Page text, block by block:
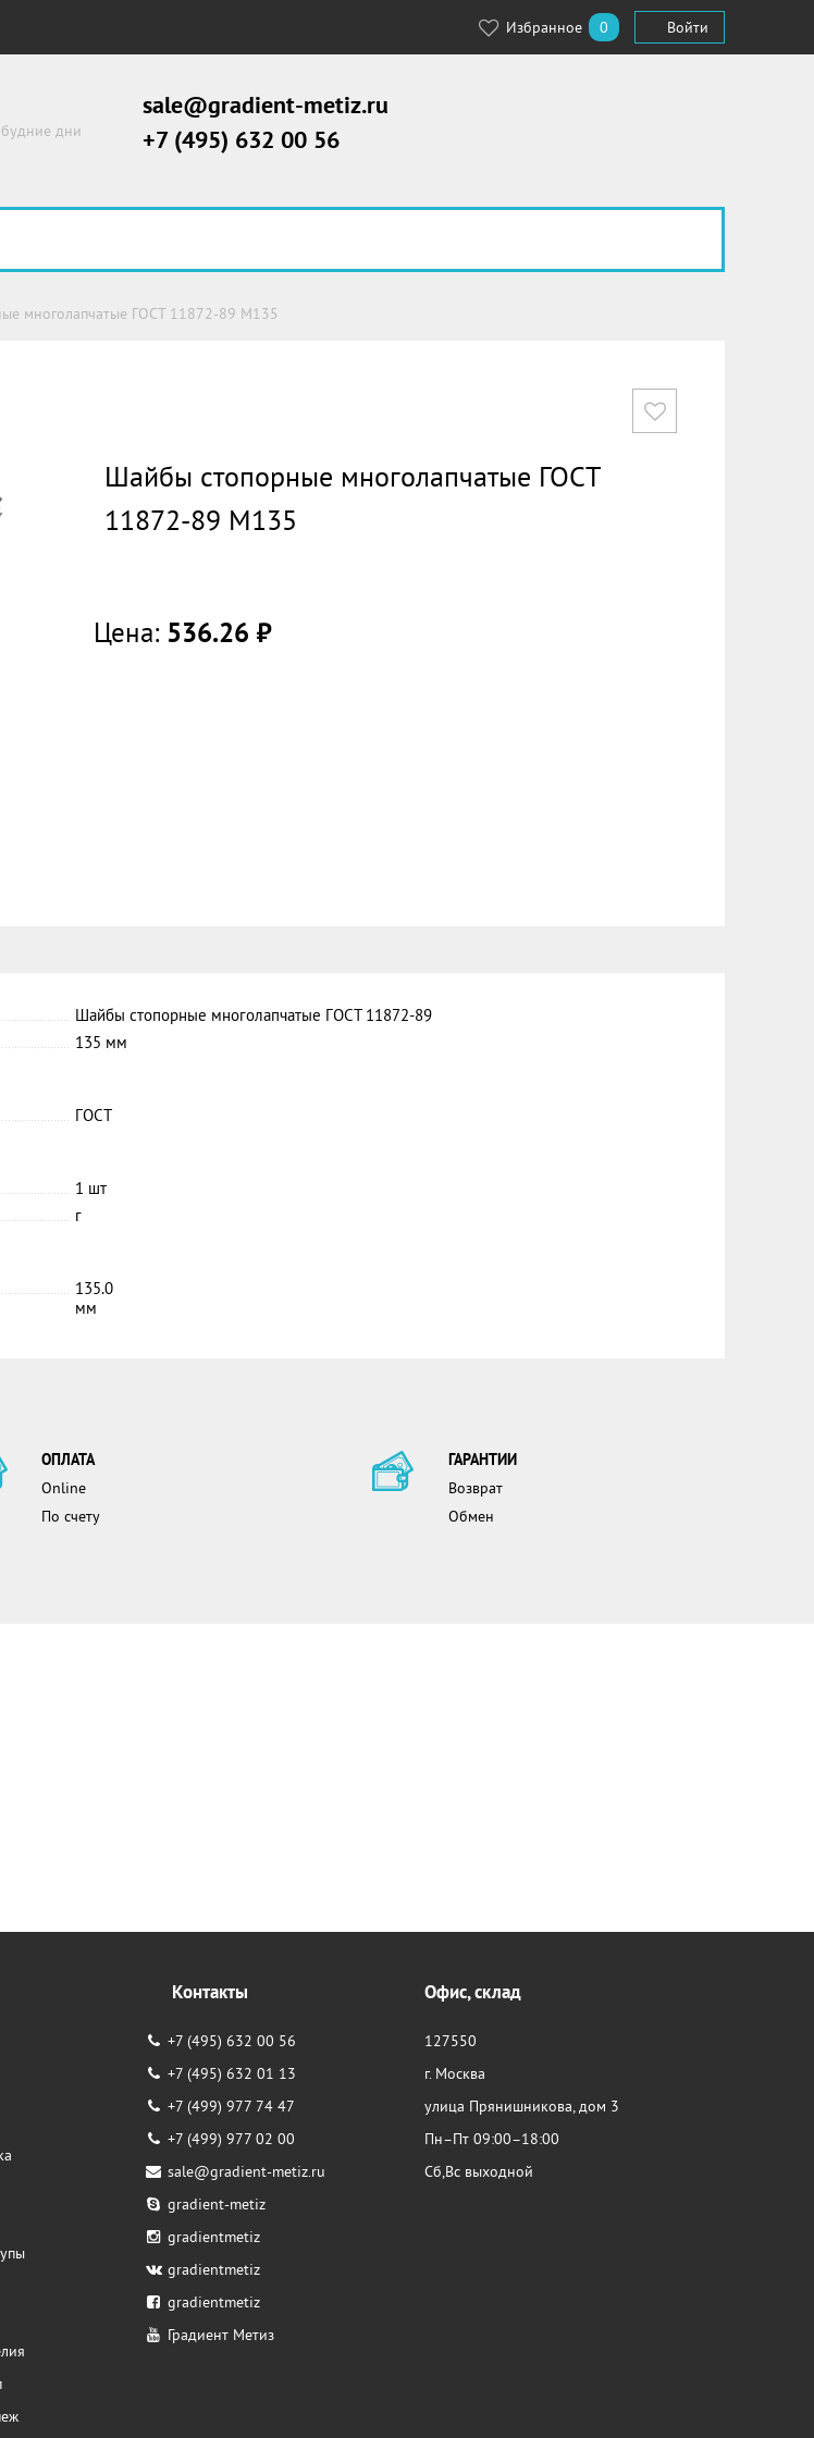
Избранное 0 Войти
дни
sale@gradient-metiz.ru
+7 (495) 632 00 56
многолапчатые ГОСТ 11872-89 М135
Шайбы cтопорные многолапчатые ГОСТ
11872-89 М135
Цена: 536.26 руб.
Шайбы cтопорные многолапчатые ГОСТ 11872-89
135 мм
ГОСТ
1 шт
г
135.0
мм
ОПЛАТА
Online
По счету
ГАРАНТИИ
Возврат
Обмен
Контакты
+7 (495) 632 00 56
+7 (495) 632 01 13
+7 (499) 977 74 47
+7 (499) 977 02 00
sale@gradient-metiz.ru
gradient-metiz
gradientmetiz
gradientmetiz
gradientmetiz
Градиент Метиз
Офис, склад
127550
г. Москва
улица Прянишникова, дом 3
Пн–Пт 09:00–18:00
Сб,Вс выходной